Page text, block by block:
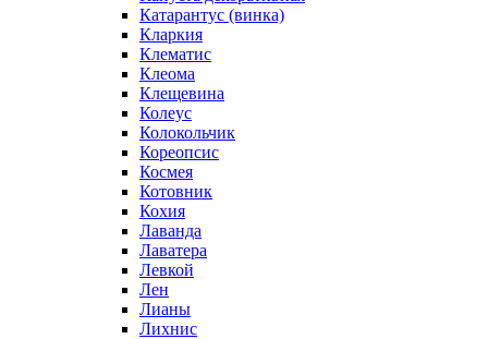
Катарантус (винка)
Кларкия
Клематис
Клеома
Клещевина
Колеус
Колокольчик
Кореопсис
Космея
Котовник
Кохия
Лаванда
Лаватера
Левкой
Лен
Лианы
Лихнис